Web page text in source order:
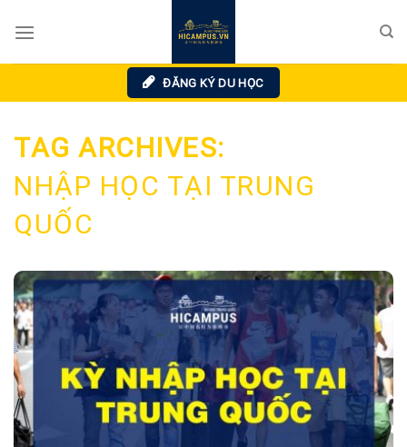
ĐĂNG KÝ DU HỌC
TAG ARCHIVES:
NHẬP HỌC TẠI TRUNG
QUỐC